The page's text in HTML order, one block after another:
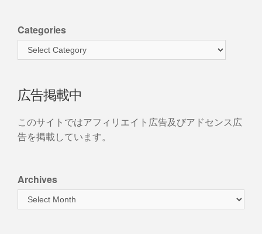
Categories
広告掲載中
このサイトではアフィリエイト広告及びアドセンス広
告を掲載しています。
Archives